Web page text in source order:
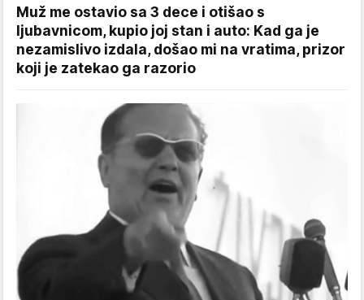
Muž me ostavio sa 3 dece i otišao s
ljubavnicom, kupio joj stan i auto: Kad ga je
nezamislivo izdala, došao mi na vratima, prizor
koji je zatekao ga razorio